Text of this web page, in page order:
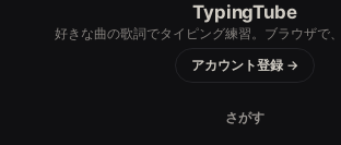
TypingTube
好きな曲の歌詞でタイピング練習。ブラウザで
アカウント登録 →
さがす